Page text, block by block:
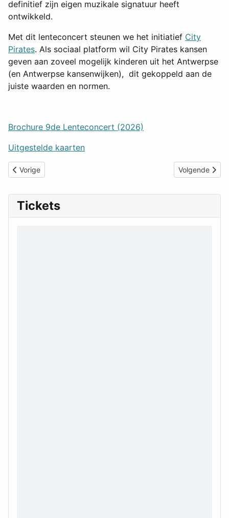
definitief zijn eigen muzikale signatuur heeft
ontwikkeld.
Met dit lenteconcert steunen we het initiatief City
Pirates. Als sociaal platform wil City Pirates kansen
geven aan zoveel mogelijk kinderen uit het Antwerpse
(en Antwerpse kansenwijken), dit gekoppeld aan de
juiste waarden en normen.
Brochure 9de Lenteconcert (2026)
Uitgestelde kaarten
Vorig artikel: Brochure 9de Lenteconcert (2026)
Vorige Volgend
Volgende
Tickets